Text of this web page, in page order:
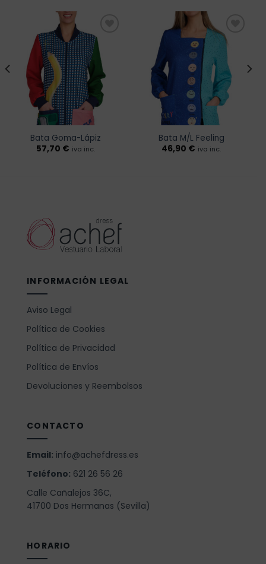
Añadir
a la
lista de
deseos
Bata Goma-Lápiz
57,70 € iva inc.
Añadir
deseos
Bata M/L Feeling
46,90 € iva inc.
INFORMACIÓN LEGAL
Aviso Legal
Política de Cookies
Política de Privacidad
Política de Envíos
Devoluciones y Reembolsos
CONTACTO
Email: info@achefdress.es
Teléfono: 621 26 56 26
Calle Cañalejos 36C,
41700 Dos Hermanas (Sevilla)
HORARIO